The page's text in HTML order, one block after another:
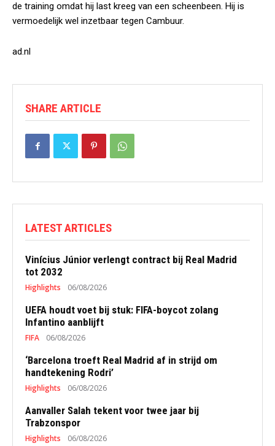
de training omdat hij last kreeg van een scheenbeen. Hij is
vermoedelijk wel inzetbaar tegen Cambuur.
ad.nl
SHARE ARTICLE
LATEST ARTICLES
Vinícius Júnior verlengt contract bij Real Madrid
tot 2032
Highlights 06/08/2026
UEFA houdt voet bij stuk: FIFA-boycot zolang
Infantino aanblijft
FIFA 06/08/2026
‘Barcelona troeft Real Madrid af in strijd om
handtekening Rodri’
Highlights 06/08/2026
Aanvaller Salah tekent voor twee jaar bij
Trabzonspor
Highlights 06/08/2026